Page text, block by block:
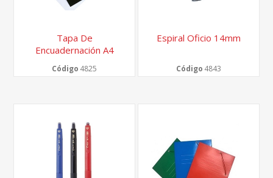
Tapa De
Encuadernación A4
Código 4825
Espiral Oficio 14mm
Código 4843